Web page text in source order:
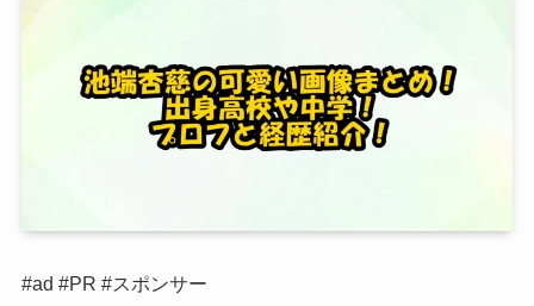
#ad #PR #スポンサー